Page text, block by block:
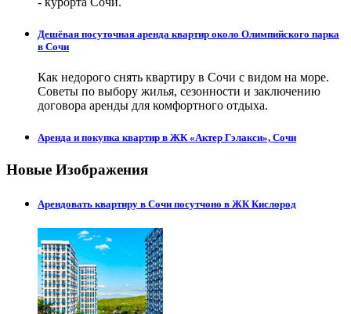
Дешёвая посуточная аренда квартир около Олимпийского парка
в Сочи
Как недорого снять квартиру в Сочи с видом на море.
Советы по выбору жилья, сезонности и заключению
договора аренды для комфортного отдыха.
Аренда и покупка квартир в ЖК «Актер Гэлакси», Сочи
Новые Изображения
Арендовать квартиру в Сочи посутчоно в ЖК Кислород